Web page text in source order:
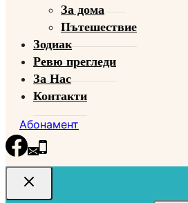
За дома
Пътешествие
Зодиак
Ревю прегледи
За Нас
Контакти
Абонамент